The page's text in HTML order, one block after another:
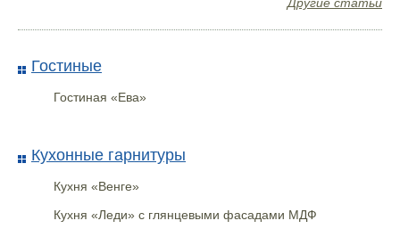
Беленый дуб Серебро
Гостиные
Гостиная «Ева»
Кухонные гарнитуры
Кухня «Венге»
Кухня «Леди» с глянцевыми фасадами МДФ